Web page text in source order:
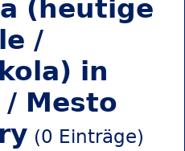
(heutige
/
in
/ Mesto
(0 Einträge)